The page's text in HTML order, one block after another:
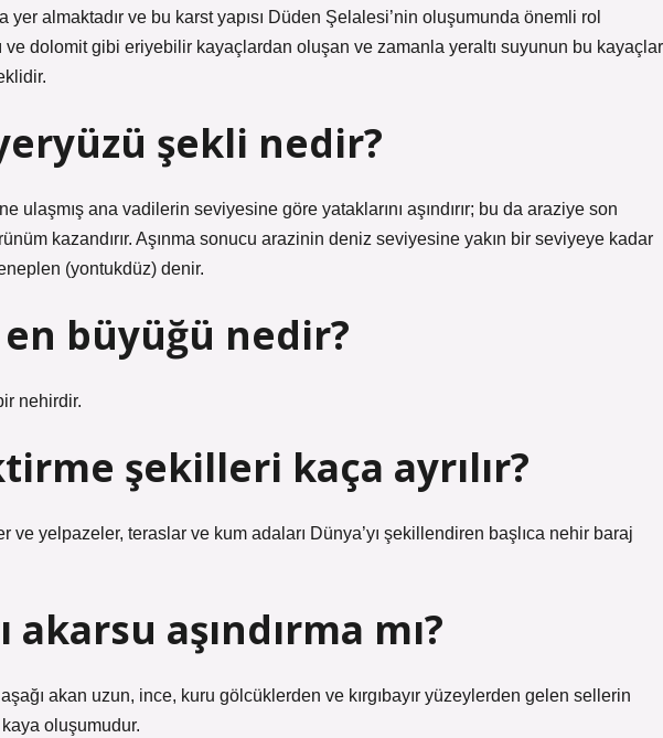
yer almaktadır ve bu karst yapısı Düden Şelalesi’nin oluşumunda önemli rol
ve dolomit gibi eriyebilir kayaçlardan oluşan ve zamanla yeraltı suyunun bu
şekli nedir?
ulaşmış ana vadilerin seviyesine göre yataklarını aşındırır; bu da araziye son
kazandırır. Aşınma sonucu arazinin deniz seviyesine yakın bir seviyeye kadar
(yontukdüz) denir.
büyüğü nedir?
nehirdir.
şekilleri kaça ayrılır?
ve yelpazeler, teraslar ve kum adaları Dünya’yı şekillendiren başlıca nehir baraj
akarsu aşındırma mı?
akan uzun, ince, kuru gölcüklerden ve kırgıbayır yüzeylerden gelen sellerin
kaya oluşumudur.